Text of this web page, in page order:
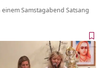
Samstagabend Satsang